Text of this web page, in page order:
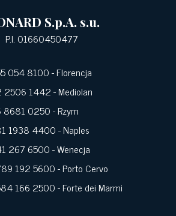
S.p.A. s.u.
P.I. 01660450477
054 8100- Florencja
2506 1442- Mediolan
8681 0250- Rzym
1938 4400- Naples
267 6500- Wenecja
192 5600- Porto Cervo
166 2500- Forte dei Marmi